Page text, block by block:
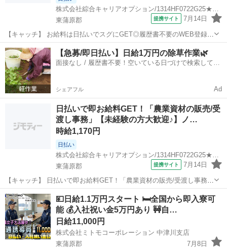
株式会社綜合キャリアオプション/1314HF0722G25★24-N
東蒲原郡
提携サイト 7月14日
【キャッチ】 お給料は日払いでスグにGET◎履歴書不要のWEB登録
OK！「農業資材の販売/受渡し事務」高時給1170円！日出谷周辺！20
代～40代のスタッフが多数活躍中★ 【コメント】 製造のお仕事が豊富
★未経験で働いてみ...
新潟 東蒲原郡 工場
【急募/即日払い】日給1万円の除草作業🌿
面接なし / 履歴書不要！空いている日づけで検索して即
シェアフル Ad
日払いで即お給料GET！「農業資材の販売/受
渡し事務」【未経験の方大歓迎♪】ノ…
時給1,170円
日払い
株式会社綜合キャリアオプション/1314HF0722G25★24-N
東蒲原郡
提携サイト 7月14日
【キャッチ】 日払いで即お給料GET！「農業資材の販売/受渡し事務」
【未経験の方大歓迎♪】ノー残業でフリータイム!土日祝休み!高時給
1170円！ 【コメント】 製造のお仕事をお探しの方必見！ 「経験ない
けど大丈夫かな・・...
新潟 東蒲原郡 工場
💴日給1.1万円スタート 🛏️全国から即入寮可
能 💰入社祝い金5万円あり 🚧自…
日給11,000円
株式会社ミトモコーポレーション 中津川支店
東蒲原郡
7月8日